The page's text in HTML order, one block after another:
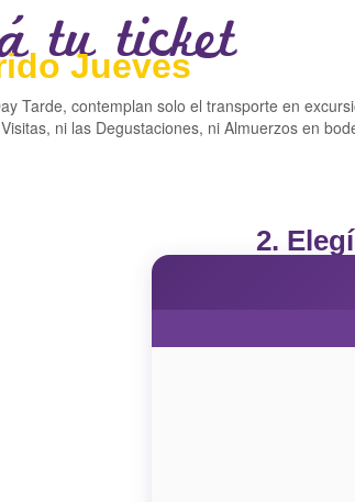
tu ticket
Jueves
Tarde, contemplan solo el transporte en
ni las Degustaciones, ni Almuerzos en
2.